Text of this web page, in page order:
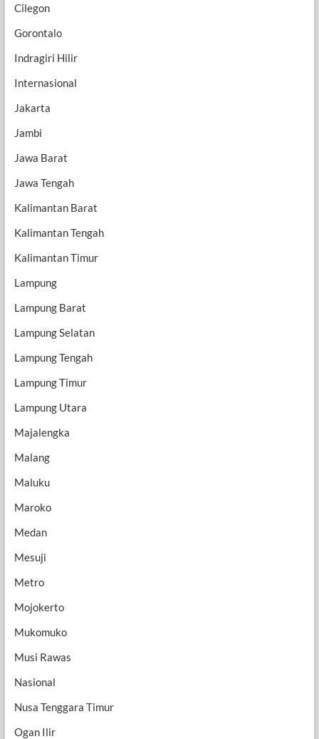
Cilegon
Gorontalo
Indragiri Hilir
Internasional
Jakarta
Jambi
Jawa Barat
Jawa Tengah
Kalimantan Barat
Kalimantan Tengah
Kalimantan Timur
Lampung
Lampung Barat
Lampung Selatan
Lampung Tengah
Lampung Timur
Lampung Utara
Majalengka
Malang
Maluku
Maroko
Medan
Mesuji
Metro
Mojokerto
Mukomuko
Musi Rawas
Nasional
Nusa Tenggara Timur
Ogan Ilir